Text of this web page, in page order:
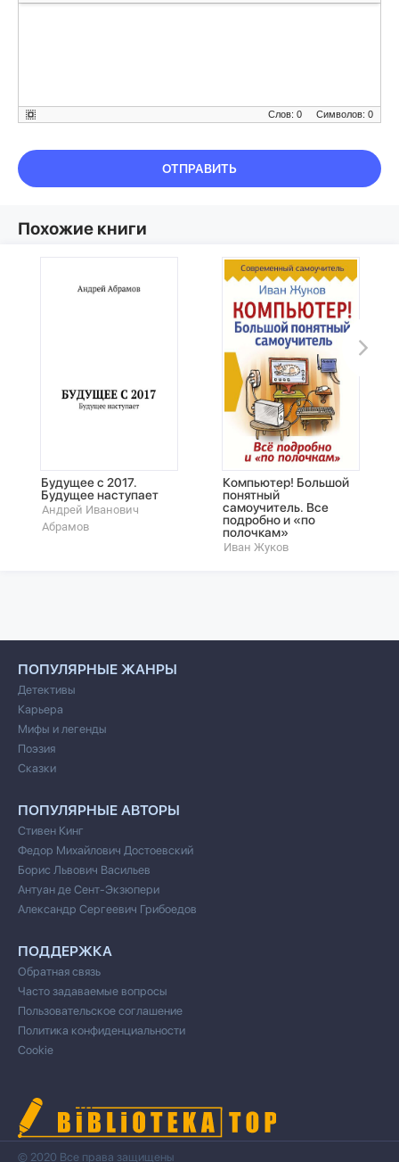
Символов: 0
Слов: 0
ОТПРАВИТЬ
Похожие книги
Будущее с 2017.
Будущее наступает
Андрей Иванович
Абрамов
Компьютер! Большой
понятный
самоучитель. Все
подробно и «по
полочкам»
Иван Жуков
ПОПУЛЯРНЫЕ ЖАНРЫ
Детективы
Карьера
Мифы и легенды
Поэзия
Сказки
ПОПУЛЯРНЫЕ АВТОРЫ
Стивен Кинг
Федор Михайлович Достоевский
Борис Львович Васильев
Антуан де Сент-Экзюпери
Александр Сергеевич Грибоедов
ПОДДЕРЖКА
Обратная связь
Часто задаваемые вопросы
Пользовательское соглашение
Политика конфиденциальности
Cookie
© 2020 Все права защищены